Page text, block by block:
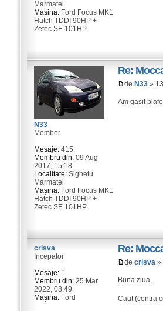
Marmatei
Maşina:Ford Focus MK1
Hatch TDDI 90HP +
Zetec SE 101HP
Re:
de N33 »
Am gasit
N33
Member
Mesaje:415
Membru din:09 Aug
2017, 15:18
Localitate:Sighetu
Marmatei
Maşina:Ford Focus MK1
Hatch TDDI 90HP +
Zetec SE 101HP
Re:
decrisva »
Buna ziua,
Caut (contra
crisva
Incepator
Mesaje:1
Membru din:25 Mar
2022, 08:49
Maşina:Ford